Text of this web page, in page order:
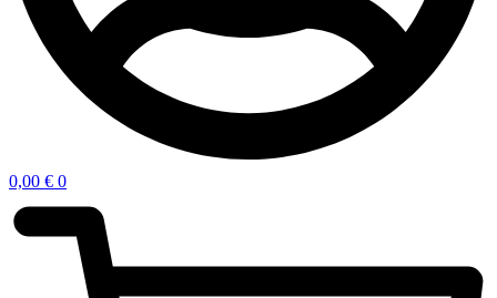
0,00 € 0